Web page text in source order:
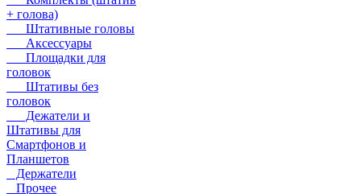
+ голова)
Штативные головы
Аксессуары
Площадки для
головок
Штативы без
головок
Дежатели и
Штативы для
Смартфонов и
Планшетов
Держатели
Прочее